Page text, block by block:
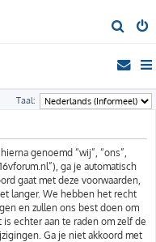
o
e
Taal:
genoemd “wij”, “ons”,
ga je automatisch
gaat met deze voorwaarden,
langer. We hebben het recht
en zullen ons best doen om
echter aan te raden om zelf de
Ga je niet akkoord met